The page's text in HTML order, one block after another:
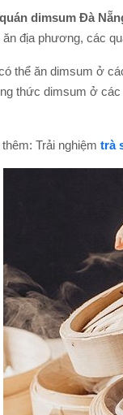
quán dimsum Đà
ăn địa phương, các
thể ăn dimsum ở
thức dimsum ở các
Trải nghiệm trà